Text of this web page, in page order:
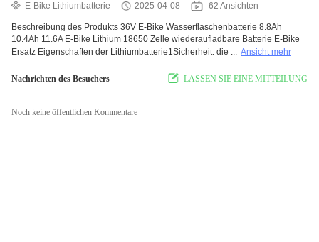
E-Bike Lithiumbatterie
2025-04-08 62 Ansichten
Beschreibung des Produkts 36V E-Bike Wasserflaschenbatterie 8.8Ah
10.4Ah 11.6A E-Bike Lithium 18650 Zelle wiederaufladbare Batterie E-Bike
Ersatz Eigenschaften der Lithiumbatterie1Sicherheit: die ... Ansicht mehr
Nachrichten des Besuchers LASSEN SIE EINE MITTEILUNG
Noch keine öffentlichen Kommentare